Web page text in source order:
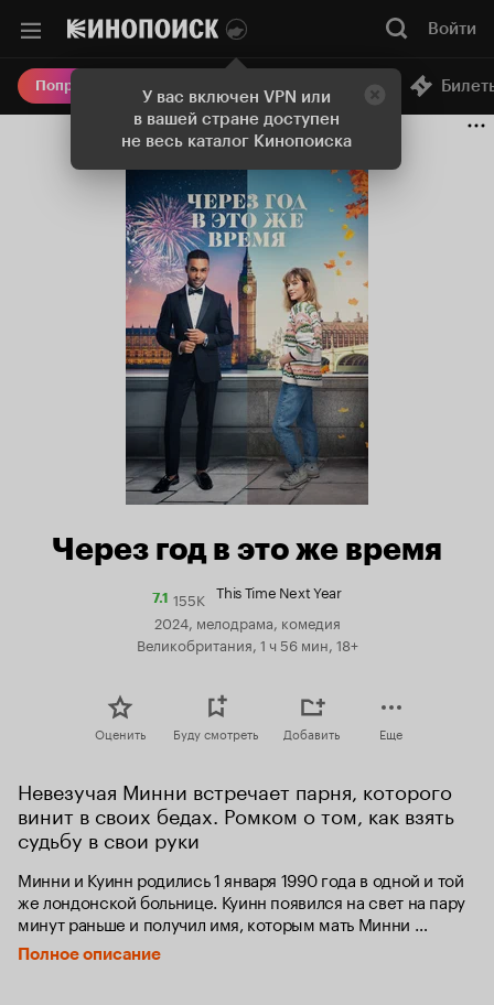
У вас включен VPN или
в вашей стране доступен
не весь каталог Кинопоиска
Войти
Попробовать Плюс Онлайн-кинотеатр
Через год в это же время
7.1Рейтинг
Кинопоиска
155K This Time Next Year
2024, мелодрама, комедия
Великобритания, 1 ч 56 мин, 18+
Оценить Буду смотреть Добавить Еще
Невезучая Минни встречает парня, которого
винит в своих бедах. Ромком о том, как взять
судьбу в свои руки
Минни и Куинн родились 1 января 1990 года в одной и той
же лондонской больнице. Куинн появился на свет на пару
минут раньше и получил имя, которым мать Минни
собиралась назвать свою дочь. Минни убеждена — вместе
с именем он украл и её удачу. Их жизни сложились
Полное описание